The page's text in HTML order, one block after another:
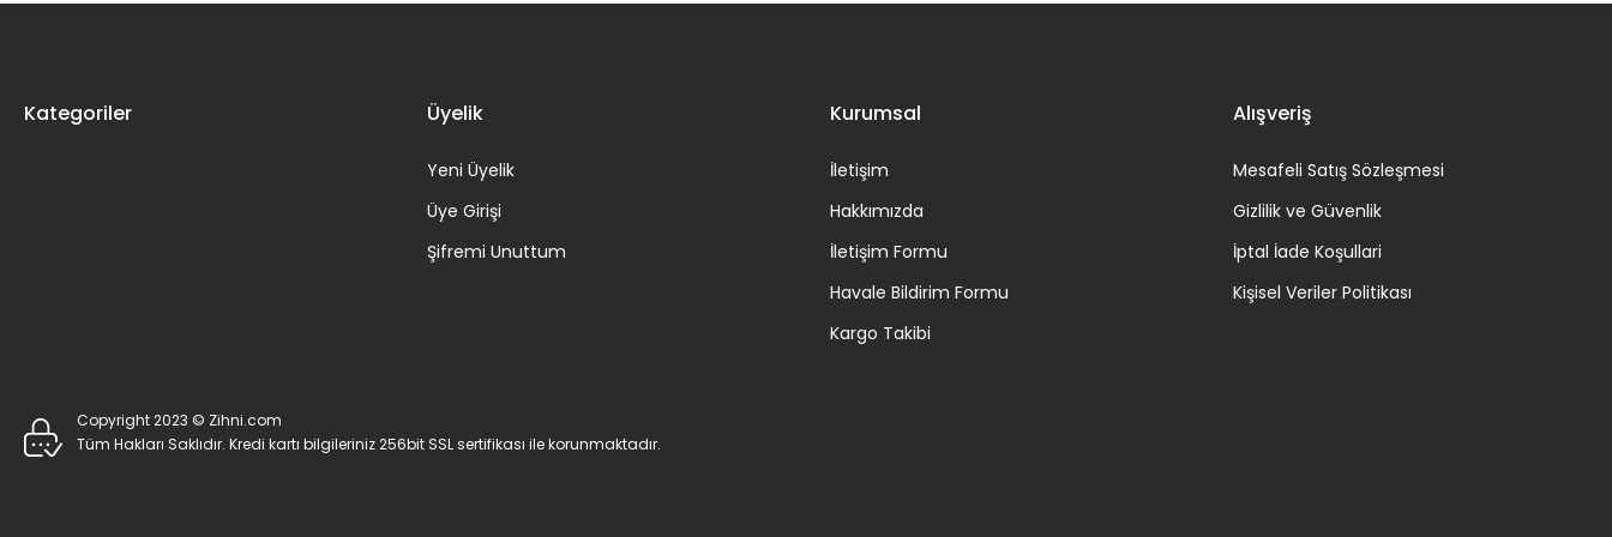
Kategoriler Üyelik
Yeni Üyelik
Üye Girişi
Şifremi Unuttum
Kurumsal
İletişim
Hakkımızda
İletişim Formu
Havale Bildirim Formu
Kargo Takibi
Alışveriş
Mesafeli Satış Sözleşmesi
Gizlilik ve Güvenlik
İptal İade Koşullari
Kişisel Veriler Politikası
Copyright 2023 © Zihni.com
Tüm Hakları Saklıdır. Kredi kartı bilgileriniz 256bit SSL sertifikası ile korunmaktadır.